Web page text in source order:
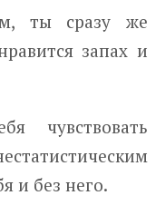
ты сразу же
запах и
чувствовать
и без него.